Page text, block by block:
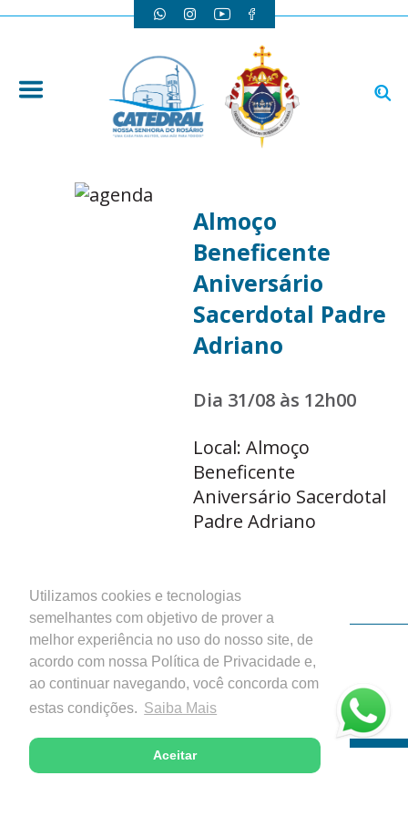
Utilizamos cookies e tecnologias
semelhantes com objetivo de prover a
melhor experiência no uso do nosso site, de
acordo com nossa Política de Privacidade e,
ao continuar navegando, você concorda com
estas condições. Saiba Mais
Aceitar
Almoço
Beneficente
Aniversário
Sacerdotal Padre
Adriano
Dia 31/08 às 12h00
Local: Almoço
Beneficente
Aniversário Sacerdotal
Padre Adriano
Veja a agenda
completa >>>
Paróquia Nossa Senhora do Rosário
Catedral Diocesana - Itabira, Minas Gerais
Desenvolvido com excelência pela